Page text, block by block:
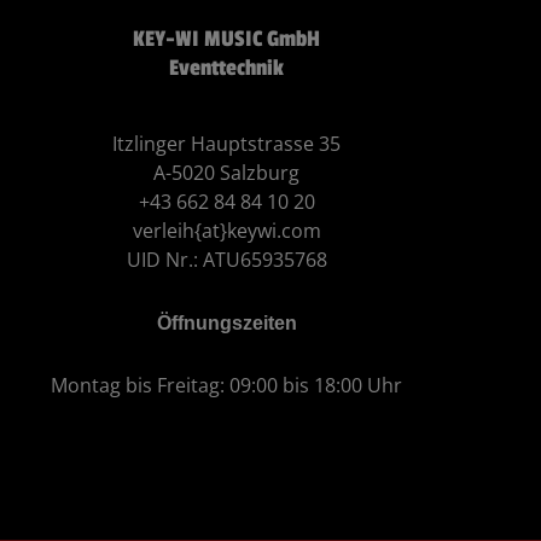
KEY-WI MUSIC GmbH
Eventtechnik
Itzlinger Hauptstrasse 35
A-5020 Salzburg
+43 662 84 84 10 20
verleih{at}keywi.com
UID Nr.: ATU65935768
Öffnungszeiten
Montag bis Freitag: 09:00 bis 18:00 Uhr